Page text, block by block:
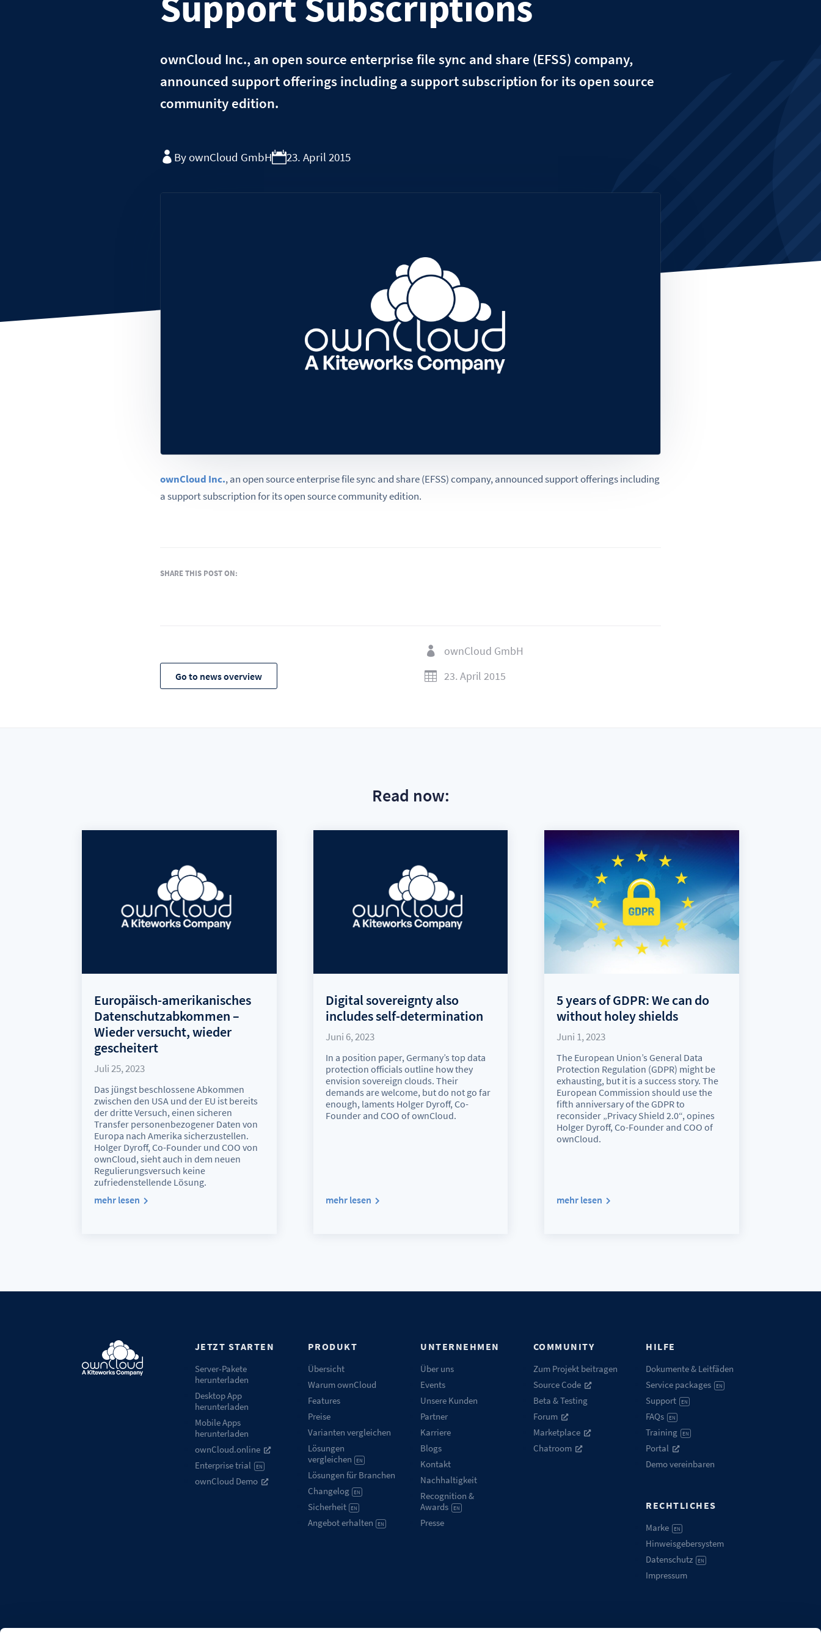
ownCloud Inc., an open source enterprise file sync and share (EFSS) company,
announced support offerings including a support subscription for its open source
community edition.
By ownCloud GmbH 23. April 2015
ownCloud Inc., an open source enterprise file sync and share (EFSS) company, announced support offerings including
a support subscription for its open source community edition.
SHARE THIS POST ON:
Go to news overview
 ownCloud GmbH
 23. April 2015
Read now:
Europäisch-amerikanisches
Datenschutzabkommen –
Wieder versucht, wieder
gescheitert
Juli 25, 2023
Das jüngst beschlossene Abkommen
zwischen den USA und der EU ist bereits
der dritte Versuch, einen sicheren
Transfer personenbezogener Daten von
Europa nach Amerika sicherzustellen.
Holger Dyroff, Co-Founder und COO von
ownCloud, sieht auch in dem neuen
Regulierungsversuch keine
zufriedenstellende Lösung.
mehr lesen
Digital sovereignty also
includes self-determination
Juni 6, 2023
In a position paper, Germany’s top data
protection officials outline how they
envision sovereign clouds. Their
demands are welcome, but do not go far
enough, laments Holger Dyroff, Co-
Founder and COO of ownCloud.
mehr lesen
5 years of GDPR: We can do
without holey shields
Juni 1, 2023
The European Union’s General Data
Protection Regulation (GDPR) might be
exhausting, but it is a success story. The
European Commission should use the
fifth anniversary of the GDPR to
reconsider „Privacy Shield 2.0“, opines
Holger Dyroff, Co-Founder and COO of
ownCloud.
mehr lesen
JETZT STARTEN
Server-Pakete
herunterladen
Desktop App
herunterladen
Mobile Apps
herunterladen
ownCloud.online
Enterprise trial
EN
ownCloud Demo
PRODUKT
Übersicht
Warum ownCloud
Features
Preise
Varianten vergleichen
Lösungen
vergleichen
EN
Lösungen für Branchen
Changelog
EN
Sicherheit EN
Angebot erhalten EN
UNTERNEHMEN
Über uns
Events
Unsere Kunden
Partner
Karriere
Blogs
Kontakt
Nachhaltigkeit
Recognition &
Awards
EN
Presse
COMMUNITY
Zum Projekt beitragen
Source Code
Beta & Testing
Forum
Marketplace
Chatroom
HILFE
Dokumente & Leitfäden
Service packages
EN
Support EN
FAQs EN
Training EN
Portal
Demo vereinbaren
RECHTLICHES
Marke EN
Hinweisgebersystem
Datenschutz
EN
Impressum